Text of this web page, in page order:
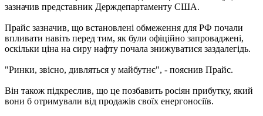
зазначив представник Держдепартаменту США.
Прайс зазначив, що встановлені обмеження для РФ почали
впливати навіть перед тим, як були офіційно запроваджені,
оскільки ціна на сиру нафту почала знижуватися заздалегідь.
"Ринки, звісно, дивляться у майбутнє", - пояснив Прайс.
Він також підкреслив, що це позбавить росіян прибутку, який
вони б отримували від продажів своїх енергоносіїв.